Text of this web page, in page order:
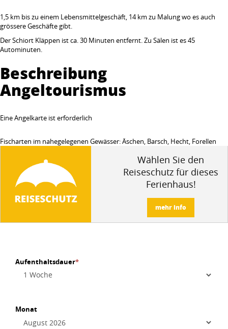
1,5 km bis zu einem Lebensmittelgeschäft, 14 km zu Malung wo es auch
grössere Geschäfte gibt.
Der Schiort Kläppen ist ca. 30 Minuten entfernt. Zu Sälen ist es 45
Autominuten.
Beschreibung
Angeltourismus
Eine Angelkarte ist erforderlich
Fischarten im nahegelegenen Gewässer: Äschen, Barsch, Hecht, Forellen
Wählen Sie den
Reiseschutz für dieses
Ferienhaus!
mehr info
Aufenthaltsdauer*
Monat